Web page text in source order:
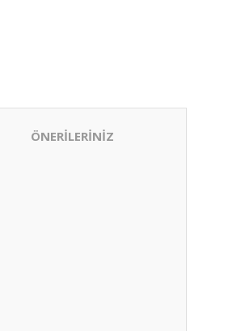
ÖNERİLERİNİZ